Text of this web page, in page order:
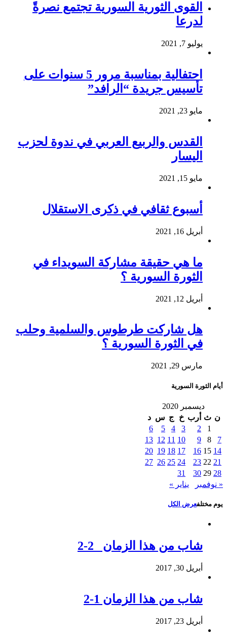
القوى الثورية السورية تجتمع نصرةً
لدرعا
يوليو 7, 2021
احتفالية بمناسبة مرور 5 سنوات على
تأسيس جريدة “الرافد”
مايو 23, 2021
القدس والربيع العربي في ندوة لحزب
اليسار
مايو 15, 2021
أسبوع ثقافي في ذكرى الاستقلال
أبريل 16, 2021
ما هي حقيقة مشاركة السويداء في
الثورة السورية ؟
أبريل 12, 2021
هل شاركت طرطوس والسلمية وحلب
في الثورة السورية ؟
مارس 29, 2021
أيام الثورة السورية
ديسمبر 2020
ن ث أرب خ ج س د
1
2
3
4
5
6
7
8
9
10
11
12
13
14
15
16
17
18
19
20
21
22
23
24
25
26
27
28
29
30
31
« نوفمبر
يناير »
يوم مختلفعرض الكل
شاب من هذا الزمان 2-2
أبريل 30, 2017
شاب من هذا الزمان 1-2
أبريل 23, 2017